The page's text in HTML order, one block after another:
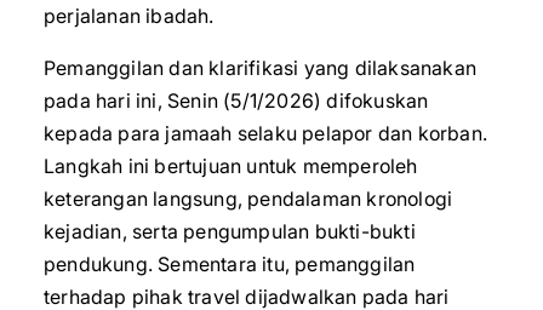
perjalanan ibadah.
Pemanggilan dan klarifikasi yang dilaksanakan
pada hari ini, Senin (5/1/2026) difokuskan
kepada para jamaah selaku pelapor dan korban.
Langkah ini bertujuan untuk memperoleh
keterangan langsung, pendalaman kronologi
kejadian, serta pengumpulan bukti-bukti
pendukung. Sementara itu, pemanggilan
terhadap pihak travel dijadwalkan pada hari